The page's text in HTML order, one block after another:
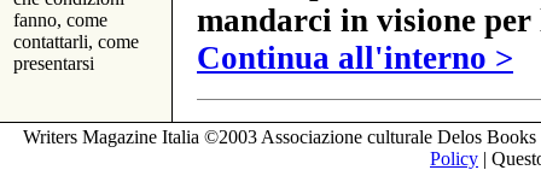
fanno, come
contattarli, come
presentarsi
mandarci in visione
Continua all'interno >
Writers Magazine Italia ©2003 Associazione culturale Delos
Policy |